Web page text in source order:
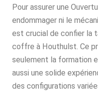
Pour assurer une
endommager ni le
est crucial de confier la
coffre à Houthulst. Ce
seulement la formation
aussi une solide
des configurations